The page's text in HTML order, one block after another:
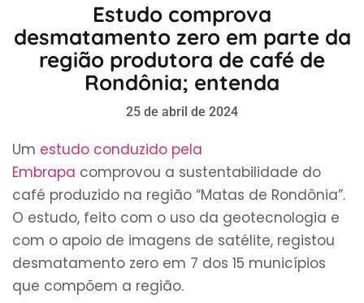
Estudo comprova
desmatamento zero em parte da
região produtora de café de
Rondônia; entenda
25 de abril de 2024
Um estudo conduzido pela
Embrapa comprovou a sustentabilidade do
café produzido na região “Matas de Rondônia”.
O estudo, feito com o uso da geotecnologia e
com o apoio de imagens de satélite, registou
desmatamento zero em 7 dos 15 municípios
que compõem a região.